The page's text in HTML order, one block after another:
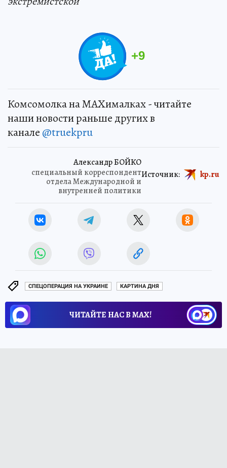
+9
Комсомолка на MAXималках - читайте
наши новости раньше других в
канале @truekpru
Александр БОЙКО
специальный корреспондент
отдела Международной и
внутренней политики
Источник: kp.ru
СПЕЦОПЕРАЦИЯ НА УКРАИНЕ КАРТИНА ДНЯ
ЧИТАЙТЕ НАС В МАХ!